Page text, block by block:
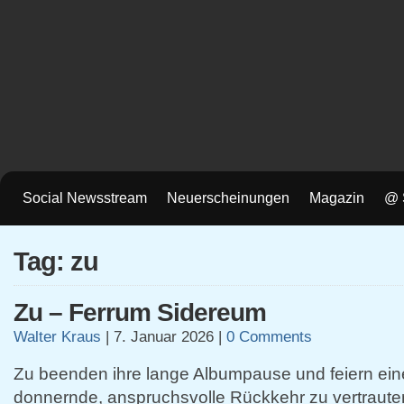
Social Newsstream Neuerscheinungen Magazin @
Tag: zu
Zu – Ferrum Sidereum
Walter Kraus | 7. Januar 2026 | 0 Comments
Zu beenden ihre lange Albumpause und feiern
donnernde, anspruchsvolle Rückkehr zu